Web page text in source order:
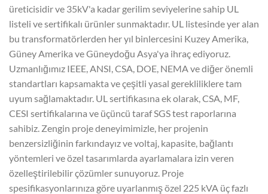
üreticisidir ve 35kV'a kadar gerilim seviyelerine sahip UL
listeli ve sertifikalı ürünler sunmaktadır. UL listesinde yer alan
bu transformatörlerden her yıl binlercesini Kuzey Amerika,
Güney Amerika ve Güneydoğu Asya'ya ihraç ediyoruz.
Uzmanlığımız IEEE, ANSI, CSA, DOE, NEMA ve diğer önemli
standartları kapsamakta ve çeşitli yasal gerekliliklere tam
uyum sağlamaktadır. UL sertifikasına ek olarak, CSA, MF,
CESI sertifikalarına ve üçüncü taraf SGS test raporlarına
sahibiz. Zengin proje deneyimimizle, her projenin
benzersizliğinin farkındayız ve voltaj, kapasite, bağlantı
yöntemleri ve özel tasarımlarda ayarlamalara izin veren
özelleştirilebilir çözümler sunuyoruz. Proje
spesifikasyonlarınıza göre uyarlanmış özel 225 kVA üç fazlı